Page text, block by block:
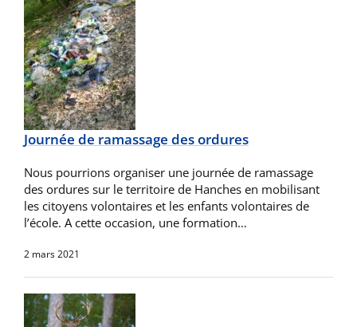
Journée de ramassage des ordures
Nous pourrions organiser une journée de ramassage
des ordures sur le territoire de Hanches en mobilisant
les citoyens volontaires et les enfants volontaires de
l’école. A cette occasion, une formation…
2 mars 2021